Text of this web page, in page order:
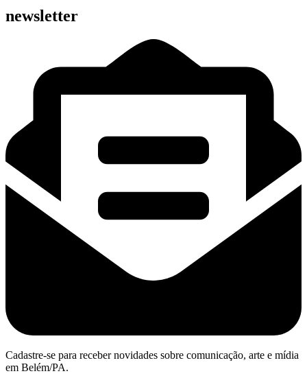
newsletter
Cadastre-se para receber novidades sobre comunicação, arte e mídia
em Belém/PA.